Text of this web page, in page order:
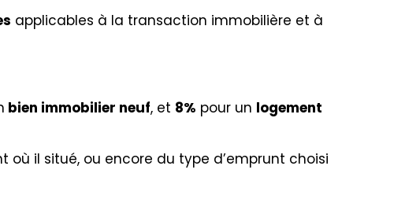
applicables à la transaction immobilière et à
bien immobilier neuf, et 8% pour un logement
où il situé, ou encore du type d’emprunt choisi